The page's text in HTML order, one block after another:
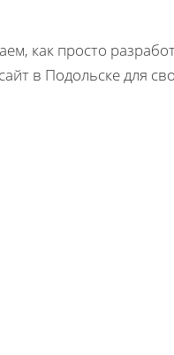
как просто
в Подольске для